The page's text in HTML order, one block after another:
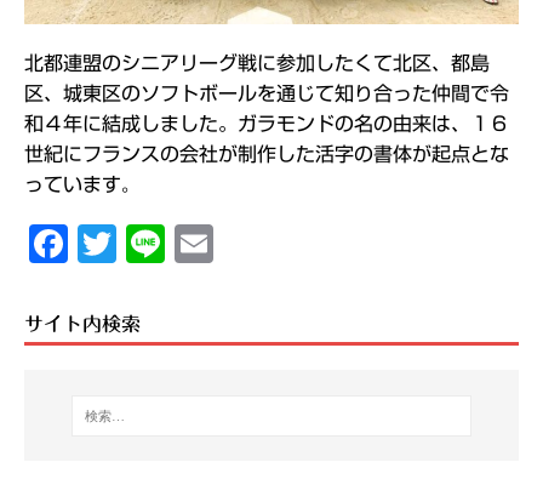
北都連盟のシニアリーグ戦に参加したくて北区、都島
区、城東区のソフトボールを通じて知り合った仲間で令
和４年に結成しました。ガラモンドの名の由来は、１６
世紀にフランスの会社が制作した活字の書体が起点とな
っています。
F
eb
k
T
tt
Li
サイト内検索